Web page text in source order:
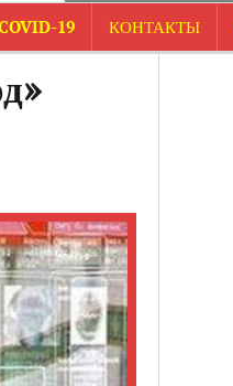
19 КОНТАКТЫ